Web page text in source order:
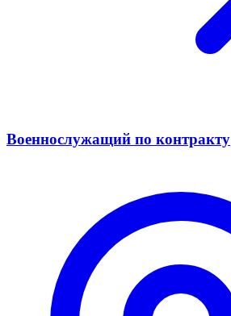
Военнослужащий по контракту